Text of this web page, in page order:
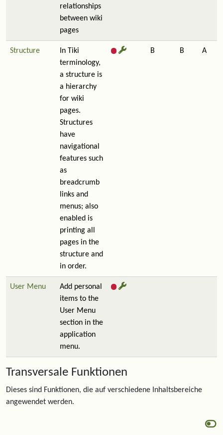
relationships
between wiki
pages
Structure
In Tiki
terminology,
a structure is
a hierarchy
for wiki
pages.
Structures
have
navigational
features such
as
breadcrumb
links and
menus; also
enabled is
printing all
pages in the
structure and
in order.
B B A
User Menu
Add personal
items to the
User Menu
section in the
application
menu.
Transversale Funktionen
Dieses sind Funktionen, die auf verschiedene Inhaltsbereiche
angewendet werden.